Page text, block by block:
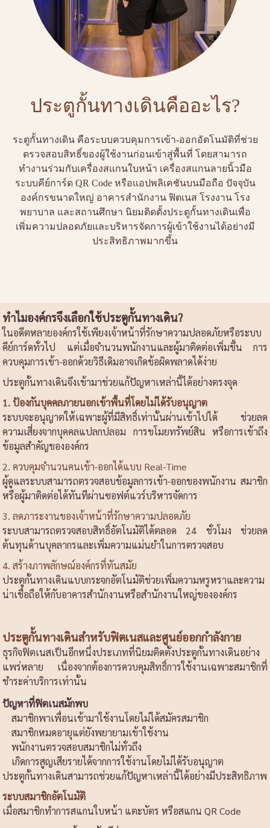
ประตูกั้นทางเดินคืออะไร?
ระตูกั้นทางเดิน คือระบบควบคุมการเข้า-ออกอัตโนมัติที่ช่วย
ตรวจสอบสิทธิ์ของผู้ใช้งานก่อนเข้าสู่พื้นที่ โดยสามารถ
ทำงานร่วมกับเครื่องสแกนใบหน้า เครื่องสแกนลายนิ้วมือ
ระบบคีย์การ์ด QR Code หรือแอปพลิเคชันบนมือถือ ปัจจุบัน
องค์กรขนาดใหญ่ อาคารสำนักงาน ฟิตเนส โรงงาน โรง
พยาบาล และสถานศึกษา นิยมติดตั้งประตูกั้นทางเดินเพื่อ
เพิ่มความปลอดภัยและบริหารจัดการผู้เข้าใช้งานได้อย่างมี
ประสิทธิภาพมากขึ้น
ทำไมองค์กรจึงเลือกใช้ประตูกั้นทางเดิน?
ในอดีตหลายองค์กรใช้เพียงเจ้าหน้าที่รักษาความปลอดภัยหรือระบบ
คีย์การ์ดทั่วไป แต่เมื่อจำนวนพนักงานและผู้มาติดต่อเพิ่มขึ้น การ
ควบคุมการเข้า-ออกด้วยวิธีเดิมอาจเกิดข้อผิดพลาดได้ง่าย
ประตูกั้นทางเดินจึงเข้ามาช่วยแก้ปัญหาเหล่านี้ได้อย่างตรงจุด
1. ป้องกันบุคคลภายนอกเข้าพื้นที่โดยไม่ได้รับอนุญาต
ระบบจะอนุญาตให้เฉพาะผู้ที่มีสิทธิ์เท่านั้นผ่านเข้าไปได้ ช่วยลด
ความเสี่ยงจากบุคคลแปลกปลอม การขโมยทรัพย์สิน หรือการเข้าถึง
ข้อมูลสำคัญขององค์กร
2. ควบคุมจำนวนคนเข้า-ออกได้แบบ Real-Time
ผู้ดูแลระบบสามารถตรวจสอบข้อมูลการเข้า-ออกของพนักงาน สมาชิก
หรือผู้มาติดต่อได้ทันทีผ่านซอฟต์แวร์บริหารจัดการ
3. ลดภาระงานของเจ้าหน้าที่รักษาความปลอดภัย
ระบบสามารถตรวจสอบสิทธิ์อัตโนมัติได้ตลอด 24 ชั่วโมง ช่วยลด
ต้นทุนด้านบุคลากรและเพิ่มความแม่นยำในการตรวจสอบ
4. สร้างภาพลักษณ์องค์กรที่ทันสมัย
ประตูกั้นทางเดินแบบกระจกอัตโนมัติช่วยเพิ่มความหรูหราและความ
น่าเชื่อถือให้กับอาคารสำนักงานหรือสำนักงานใหญ่ขององค์กร
ประตูกั้นทางเดินสำหรับฟิตเนสและศูนย์ออกกำลังกาย
ธุรกิจฟิตเนสเป็นอีกหนึ่งประเภทที่นิยมติดตั้งประตูกั้นทางเดินอย่าง
แพร่หลาย เนื่องจากต้องการควบคุมสิทธิ์การใช้งานเฉพาะสมาชิกที่
ชำระค่าบริการเท่านั้น
ปัญหาที่ฟิตเนสมักพบ
สมาชิกพาเพื่อนเข้ามาใช้งานโดยไม่ได้สมัครสมาชิก
สมาชิกหมดอายุแต่ยังพยายามเข้าใช้งาน
พนักงานตรวจสอบสมาชิกไม่ทั่วถึง
เกิดการสูญเสียรายได้จากการใช้งานโดยไม่ได้รับอนุญาต
ประตูกั้นทางเดินสามารถช่วยแก้ปัญหาเหล่านี้ได้อย่างมีประสิทธิภาพ
ระบบสมาชิกอัตโนมัติ
เมื่อสมาชิกทำการสแกนใบหน้า แตะบัตร หรือสแกน QR Code